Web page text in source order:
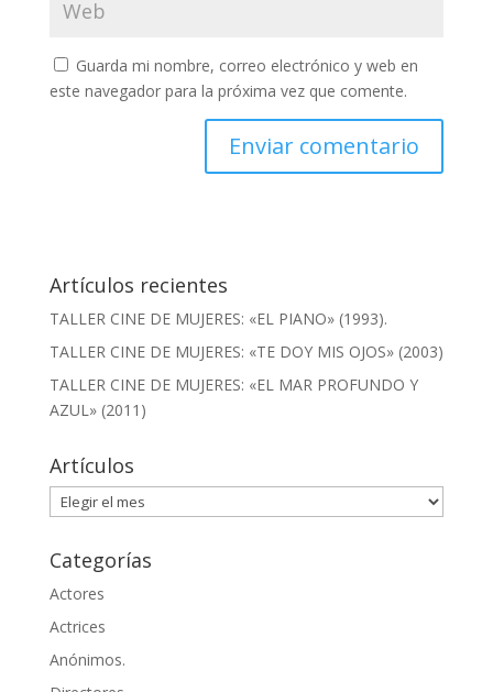
Guarda mi nombre, correo electrónico y web en
este navegador para la próxima vez que comente.
Artículos recientes
TALLER CINE DE MUJERES: «EL PIANO» (1993).
TALLER CINE DE MUJERES: «TE DOY MIS OJOS» (2003)
TALLER CINE DE MUJERES: «EL MAR PROFUNDO Y
AZUL» (2011)
Artículos
Artículos
Categorías
Actores
Actrices
Anónimos.